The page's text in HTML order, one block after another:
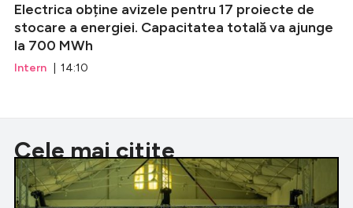
Electrica obține avizele pentru 17 proiecte de
stocare a energiei. Capacitatea totală va ajunge
la 700 MWh
Intern | 14:10
Cele mai citite